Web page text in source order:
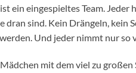
ein eingespieltes Team.
dran sind. Kein Drängeln, kein
Und jeder nimmt nur
mit dem viel zu